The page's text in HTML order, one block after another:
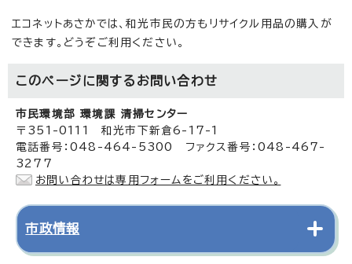
エコネットあさかでは、和光市民の方もリサイクル用品の購入が
できます。どうぞご利用ください。
このページに関する お問い合わせ
市民環境部 環境課 清掃センター
〒351-0111 和光市下新倉6-17-1
電話番号：048-464-5300 ファクス番号：048-467-
3277
お問い合わせは専用フォームをご利用ください。
市政情報